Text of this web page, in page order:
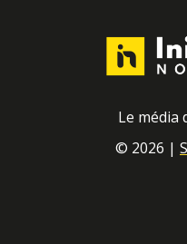
Le média
© 2026 |